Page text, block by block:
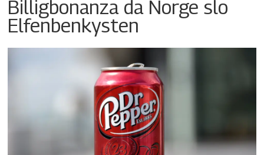
Billigbonanza da Norge slo
Elfenbenkysten